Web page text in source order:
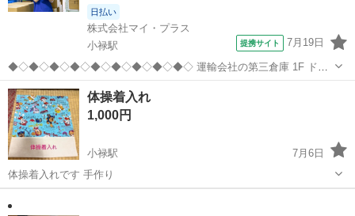
日払い
株式会社マイ・プラス
小禄駅
提携サイト 7月19日
◆◇◆◇◆◇◆◇◆◇◆◇◆◇◆◇◆◇ 運輸会社の第三倉庫 1F ドラ
ッグストアモリ共配センターにて 倉庫内の積込みや仕分け作業をして
いただくお仕事です！ 【主な業務↓】 ・倉庫内ピッキング ・管理/梱
包/荷解き/詰込 ...
沖縄 豊見城市 小禄駅
体操着入れ
1,000円
小禄駅
7月6日
体操着入れです 手作り